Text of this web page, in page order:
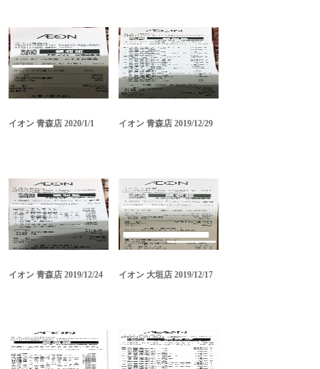
イオン 青森店 2020/1/1 イオン 青森店 2019/12/29
イオン 青森店 2019/12/24 イオン 大垣店 2019/12/17